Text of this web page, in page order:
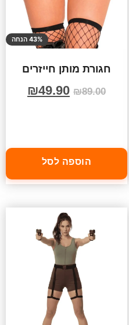
43% הנחה
חגורת מותן חייזרים
₪89.00
₪49.90
הוספה לסל